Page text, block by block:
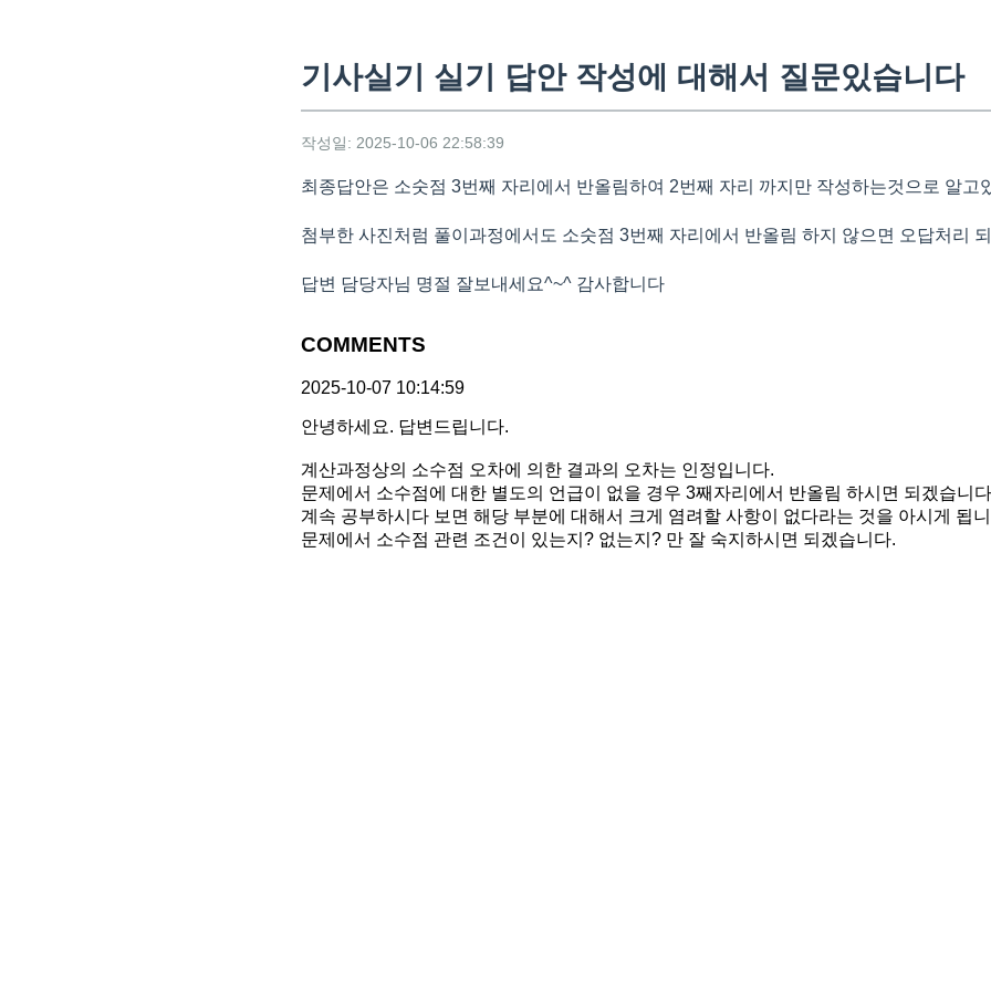
기사실기 실기 답안 작성에 대해서 질문있습니다
작성일: 2025-10-06 22:58:39
최종답안은 소숫점 3번째 자리에서 반올림하여 2번째 자리 까지만 작성하는것으로 알고
첨부한 사진처럼 풀이과정에서도 소숫점 3번째 자리에서 반올림 하지 않으면 오답처리
답변 담당자님 명절 잘보내세요^~^ 감사합니다
COMMENTS
2025-10-07 10:14:59
안녕하세요. 답변드립니다.
계산과정상의 소수점 오차에 의한 결과의 오차는 인정입니다.
문제에서 소수점에 대한 별도의 언급이 없을 경우 3째자리에서 반올림 하시면 되겠습니
계속 공부하시다 보면 해당 부분에 대해서 크게 염려할 사항이 없다라는 것을 아시게 됩
문제에서 소수점 관련 조건이 있는지? 없는지? 만 잘 숙지하시면 되겠습니다.